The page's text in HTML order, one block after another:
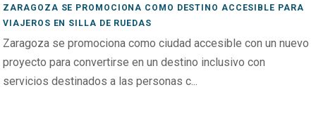
ZARAGOZA SE PROMOCIONA COMO DESTINO ACCESIBLE PARA
VIAJEROS EN SILLA DE RUEDAS
Zaragoza se promociona como ciudad accesible con un nuevo
proyecto para convertirse en un destino inclusivo con
servicios destinados a las personas c...